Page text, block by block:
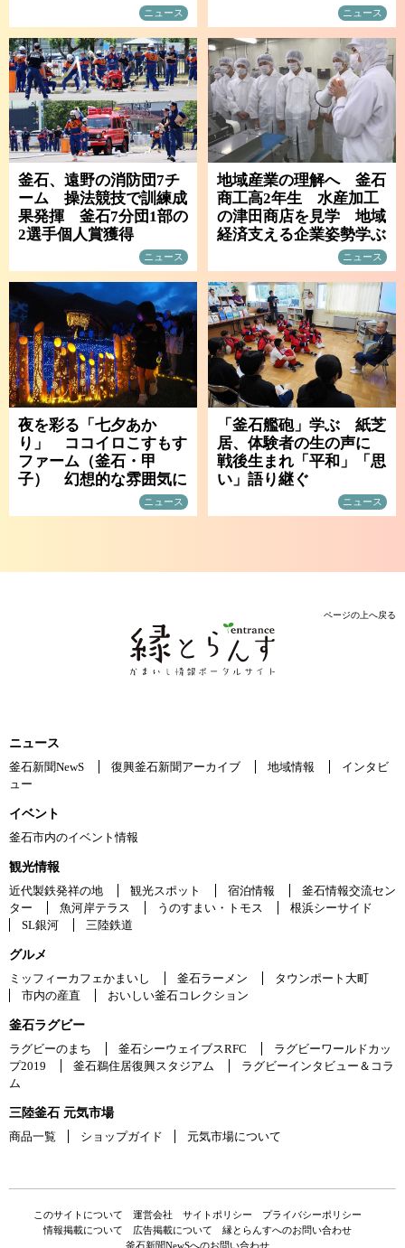
ニュース ニュース
釜石、遠野の消防団7チ
ーム 操法競技で訓練成
果発揮 釜石7分団1部の
2選手個人賞獲得
ニュース
地域産業の理解へ 釜石
商工高2年生 水産加工
の津田商店を見学 地域
経済支える企業姿勢学ぶ
ニュース
夜を彩る「七夕あか
り」 ココイロこすもす
ファーム（釜石・甲
子） 幻想的な雰囲気に
ニュース
「釜石艦砲」学ぶ 紙芝
居、体験者の生の声に
戦後生まれ「平和」「思
い」語り継ぐ
ニュース
ページの上へ戻る
ニュース
釜石新聞NewS
復興釜石新聞アーカイブ 地域情報
インタビ
ュー
イベント
釜石市内のイベント情報
観光情報
近代製鉄発祥の地
観光スポット 宿泊情報
釜石情報交流セン
ター
魚河岸テラス うのすまい・トモス
根浜シーサイド
SL銀河
三陸鉄道
グルメ
ミッフィーカフェかまいし
釜石ラーメン
タウンポート大町
市内の産直
おいしい釜石コレクション
釜石ラグビー
ラグビーのまち
釜石シーウェイブスRFC
ラグビーワールドカッ
プ2019
釜石鵜住居復興スタジアム
ラグビーインタビュー＆コラ
ム
三陸釜石 元気市場
商品一覧
ショップガイド 元気市場について
このサイトについて 運営会社 サイトポリシー
プライバシーポリシー
情報掲載について
広告掲載について
縁とらんすへのお問い合わせ
釜石新聞NewSへのお問い合わせ